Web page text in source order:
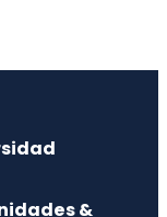
&